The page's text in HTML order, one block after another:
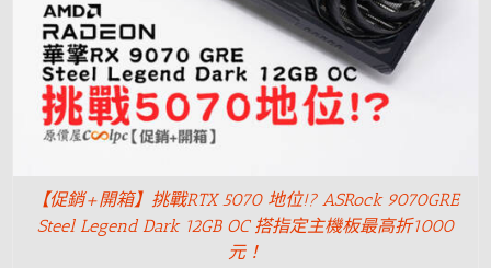
【促銷+開箱】挑戰RTX 5070 地位!? ASRock 9070GRE
Steel Legend Dark 12GB OC 搭指定主機板最高折1000
元！